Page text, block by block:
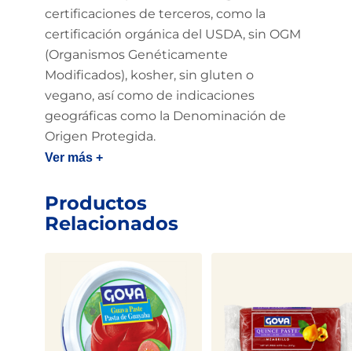
certificaciones de terceros, como la
certificación orgánica del USDA, sin OGM
(Organismos Genéticamente
Modificados), kosher, sin gluten o
vegano, así como de indicaciones
geográficas como la Denominación de
Origen Protegida.
Ver más +
Productos
Relacionados